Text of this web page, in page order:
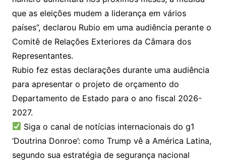
que as eleições mudem a liderança em vários
países”, declarou Rubio em uma audiência perante o
Comitê de Relações Exteriores da Câmara dos
Representantes.
Rubio fez estas declarações durante uma audiência
para apresentar o projeto de orçamento do
Departamento de Estado para o ano fiscal 2026-
2027.
Siga o canal de notícias internacionais do g1
‘Doutrina Donroe’: como Trump vê a América Latina,
segundo sua estratégia de segurança nacional